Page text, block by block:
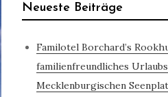
Neueste Beiträge
Familotel Borchard’s
familienfreundliches
Mecklenburgischen